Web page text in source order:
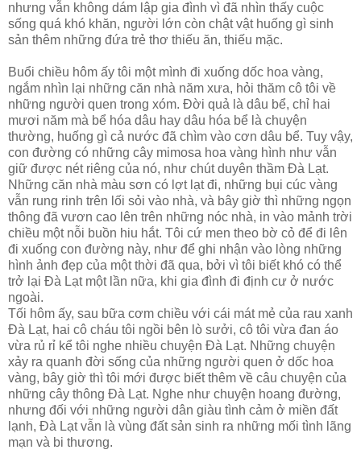
nhưng vẫn không dám lập gia đình vì đã nhìn thấy cuộc
sống quá khó khăn, người lớn còn chật vật huống gì sinh
sản thêm những đứa trẻ thơ thiếu ăn, thiếu mặc.
Buổi chiều hôm ấy tôi một mình đi xuống dốc hoa vàng,
ngắm nhìn lại những căn nhà năm xưa, hỏi thăm cô tôi về
những người quen trong xóm. Ðời quả là dâu bể, chỉ hai
mươi năm mà bể hóa dâu hay dâu hóa bể là chuyện
thường, huống gì cả nước đã chìm vào cơn dâu bể. Tuy vậy,
con đường có những cây mimosa hoa vàng hình như vẫn
giữ được nét riêng của nó, như chút duyên thầm Ðà Lạt.
Những căn nhà màu sơn có lợt lạt đi, những bụi cúc vàng
vẫn rung rinh trên lối sỏi vào nhà, và bây giờ thì những ngọn
thông đã vươn cao lên trên những nóc nhà, in vào mảnh trời
chiều một nỗi buồn hiu hắt. Tôi cứ men theo bờ cỏ để đi lên
đi xuống con đường này, như để ghi nhận vào lòng những
hình ảnh đẹp của một thời đã qua, bởi vì tôi biết khó có thể
trở lại Ðà Lạt một lần nữa, khi gia đình đi định cư ở nước
ngoài.
Tối hôm ấy, sau bữa cơm chiều với cái mát mẻ của rau xanh
Ðà Lạt, hai cô cháu tôi ngồi bên lò sưởi, cô tôi vừa đan áo
vừa rủ rỉ kể tôi nghe nhiều chuyện Ðà Lạt. Những chuyện
xảy ra quanh đời sống của những người quen ở dốc hoa
vàng, bây giờ thì tôi mới được biết thêm về câu chuyện của
những cây thông Ðà Lạt. Nghe như chuyện hoang đường,
nhưng đối với những người dân giàu tình cảm ở miền đất
lạnh, Ðà Lạt vẫn là vùng đất sản sinh ra những mối tình lãng
mạn và bi thương.